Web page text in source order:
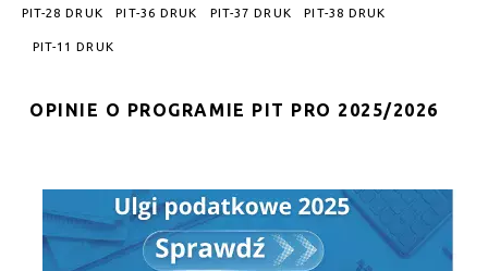
PIT-28 DRUK PIT-36 DRUK PIT-37 DRUK PIT-38 DRUK
PIT-11 DRUK
OPINIE O PROGRAMIE PIT PRO 2025/2026